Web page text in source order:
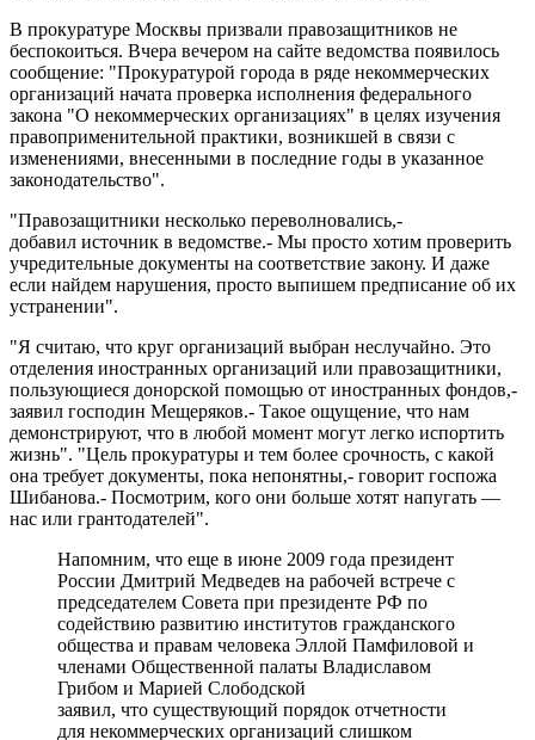
В прокуратуре Москвы призвали правозащитников не
беспокоиться. Вчера вечером на сайте ведомства появилось
сообщение: "Прокуратурой города в ряде некоммерческих
организаций начата проверка исполнения федерального
закона "О некоммерческих организациях" в целях изучения
правоприменительной практики, возникшей в связи с
изменениями, внесенными в последние годы в указанное
законодательство".
"Правозащитники несколько переволновались,-
добавил источник в ведомстве.- Мы просто хотим проверить
учредительные документы на соответствие закону. И даже
если найдем нарушения, просто выпишем предписание об их
устранении".
"Я считаю, что круг организаций выбран неслучайно. Это
отделения иностранных организаций или правозащитники,
пользующиеся донорской помощью от иностранных фондов,-
заявил господин Мещеряков.- Такое ощущение, что нам
демонстрируют, что в любой момент могут легко испортить
жизнь". "Цель прокуратуры и тем более срочность, с какой
она требует документы, пока непонятны,- говорит госпожа
Шибанова.- Посмотрим, кого они больше хотят напугать —
нас или грантодателей".
Напомним, что еще в июне 2009 года президент
России Дмитрий Медведев на рабочей встрече с
председателем Совета при президенте РФ по
содействию развитию институтов гражданского
общества и правам человека Эллой Памфиловой и
членами Общественной палаты Владиславом
Грибом и Марией Слободской
заявил, что существующий порядок отчетности
для некоммерческих организаций слишком